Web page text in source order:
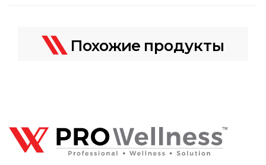
Похожие продукты